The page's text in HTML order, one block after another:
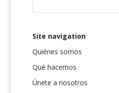
Site navigation
Quiénes somos
Qué hacemos
Únete a nosotros